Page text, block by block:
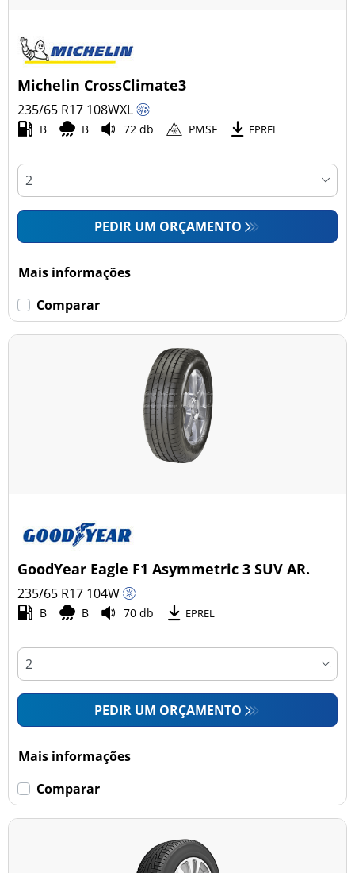
Michelin CrossClimate3
235/65 R17 108WXL
B B 72 db PMSF EPREL
PEDIR UM ORÇAMENTO
Mais informações
Comparar
GoodYear Eagle F1 Asymmetric 3 SUV AR.
235/65 R17 104W
B B 70 db EPREL
PEDIR UM ORÇAMENTO
Mais informações
Comparar